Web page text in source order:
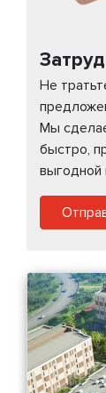
Не
Мы
быстро,
выгодной